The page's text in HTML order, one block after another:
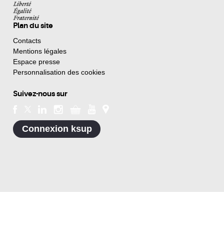
Plan du site
Contacts
Mentions légales
Espace presse
Personnalisation des cookies
Suivez-nous sur
Connexion ksup